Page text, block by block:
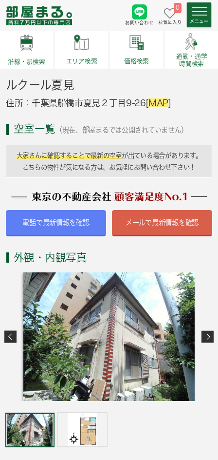
お問い合わせ
0
お気に入り
沿線・駅検索 エリア検索 価格検索
通勤・通学
時間検索
ルクール夏見
住所：千葉県船橋市夏見２丁目9-26[MAP]
空室一覧 （現在、部屋まるでは公開されていません）
大家さんに確認することで最新の空室が出ている場合があります。
こちらの物件が気になる方は、お気軽にお問い合わせ下さい！
電話で最新情報を確認 メールで最新情報を確認
外観・内観写真